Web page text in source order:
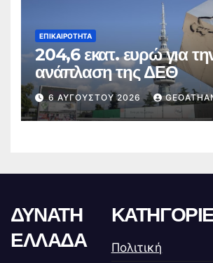
ΕΠΙΚΑΙΡΌΤΗΤΑ
204,6 εκατ. ευρώ για
ανάπλαση της ΔΕΘ
6 ΑΥΓΟΎΣΤΟΥ 2026
ΔΥΝΑΤΗ
ΕΛΛΑΔΑ
Πολιτική